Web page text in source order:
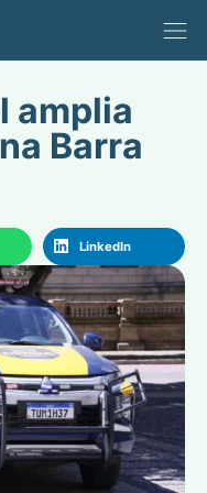
amplia
Barra
LinkedIn